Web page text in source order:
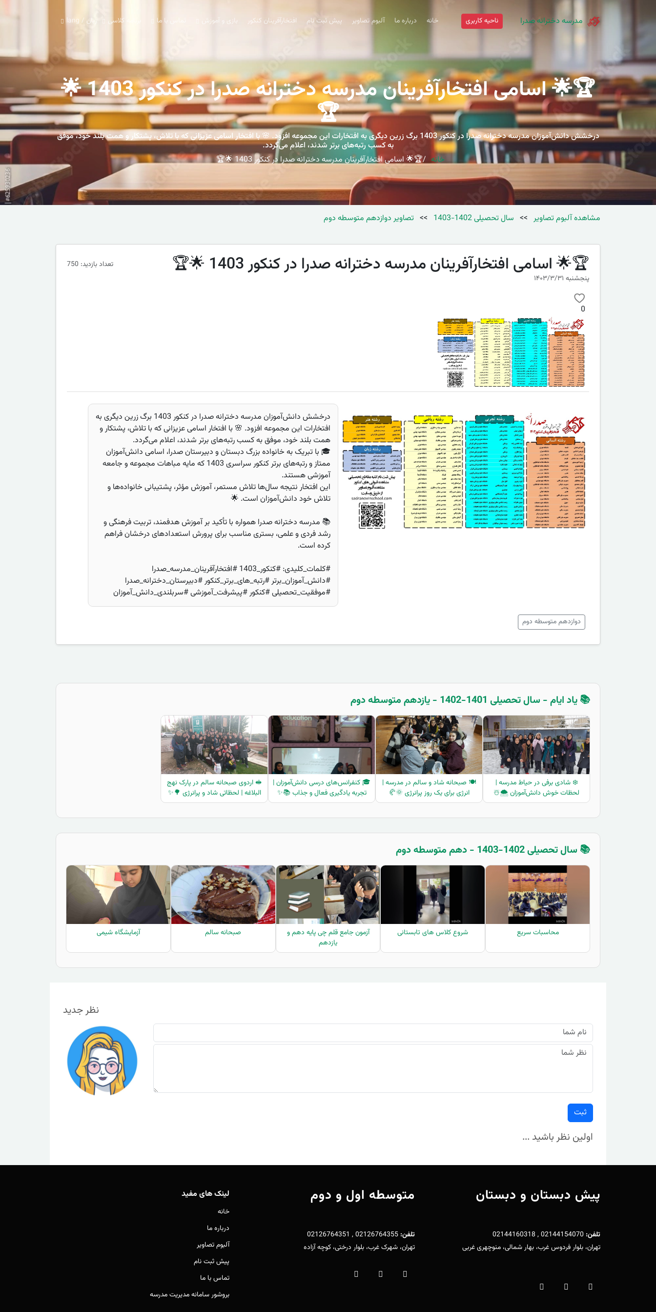
مدرسه دخترانه صدرا ناحیه کاربری خانه درباره ما آلبوم تصاویر پیش ثبت نام افتخارآفرینان کنکور بازی و آموزش تماس با ما برنامه کلاسی زبان / lang
🏆🌟 اسامی افتخارآفرینان مدرسه دخترانه صدرا در کنکور 1403 🌟
🏆
درخشش دانش‌آموزان مدرسه دخترانه صدرا در کنکور 1403 برگ زرین دیگری به افتخارات این مجموعه افزود. 🌸 با افتخار اسامی عزیزانی که با تلاش، پشتکار و همت بلند خود، موفق
به کسب رتبه‌های برتر شدند، اعلام می‌گردد.
خانه
🏆🌟 اسامی افتخارآفرینان مدرسه دخترانه صدرا در کنکور 1403 🌟🏆
مشاهده آلبوم تصاویر >> سال تحصیلی 1402-1403 >> تصاویر دوازدهم متوسطه دوم
🏆🌟 اسامی افتخارآفرینان مدرسه دخترانه صدرا در کنکور 1403 🌟🏆
تعداد بازدید: 750
پنجشنبه ۱۴۰۳/۳/۳۱
0
درخشش دانش‌آموزان مدرسه دخترانه صدرا در کنکور 1403 برگ زرین دیگری به
افتخارات این مجموعه افزود. 🌸 با افتخار اسامی عزیزانی که با تلاش، پشتکار و
همت بلند خود، موفق به کسب رتبه‌های برتر شدند، اعلام می‌گردد.
🎓 با تبریک به خانواده بزرگ دبستان و دبیرستان صدرا، اسامی دانش‌آموزان
ممتاز و رتبه‌های برتر کنکور سراسری 1403 که مایه مباهات مجموعه و جامعه
آموزشی هستند.
این افتخار نتیجه سال‌ها تلاش مستمر، آموزش مؤثر، پشتیبانی خانواده‌ها و
تلاش خود دانش‌آموزان است. 🌟
📚 مدرسه دخترانه صدرا همواره با تأکید بر آموزش هدفمند، تربیت فرهنگی و
رشد فردی و علمی، بستری مناسب برای پرورش استعدادهای درخشان فراهم
کرده است.
#کلمات_کلیدی: #کنکور_1403 #افتخارآفرینان_مدرسه_صدرا
#دانش_آموزان_برتر #رتبه_های_برتر_کنکور #دبیرستان_دخترانه_صدرا
#موفقیت_تحصیلی #کنکور #پیشرفت_آموزشی #سربلندی_دانش_آموزان
دوازدهم متوسطه دوم
📚 یاد ایام - سال تحصیلی 1401-1402 - یازدهم متوسطه دوم
❄️ شادی برفی در حیاط مدرسه |
لحظات خوش دانش‌آموزان 🌨️☃️
🍽️ صبحانه شاد و سالم در مدرسه |
انرژی برای یک روز پرانرژی 🌞🥐
🎓 کنفرانس‌های درسی دانش‌آموزان |
تجربه یادگیری فعال و جذاب 📚✨
🥪 اردوی صبحانه سالم در پارک نهج
البلاغه | لحظاتی شاد و پرانرژی 🌳✨
📚 سال تحصیلی 1402-1403 - دهم متوسطه دوم
محاسبات سریع شروع کلاس های تابستانی
آزمون جامع قلم چی پایه دهم و
یازدهم
صبحانه سالم آزمایشگاه شیمی
نظر جدید
ثبت
اولین نظر باشید ...
پیش دبستان و دبستان
تلفن: 02144154070 , 02144160318
تهران، بلوار فردوس غرب، بهار شمالی، منوچهری غربی
متوسطه اول و دوم
تلفن: 02126764355 , 02126764351
تهران، شهرک غرب، بلوار درختی، کوچه آزاده
لینک های مفید
خانه
درباره ما
آلبوم تصاویر
پیش ثبت نام
تماس با ما
بروشور سامانه مدیریت مدرسه